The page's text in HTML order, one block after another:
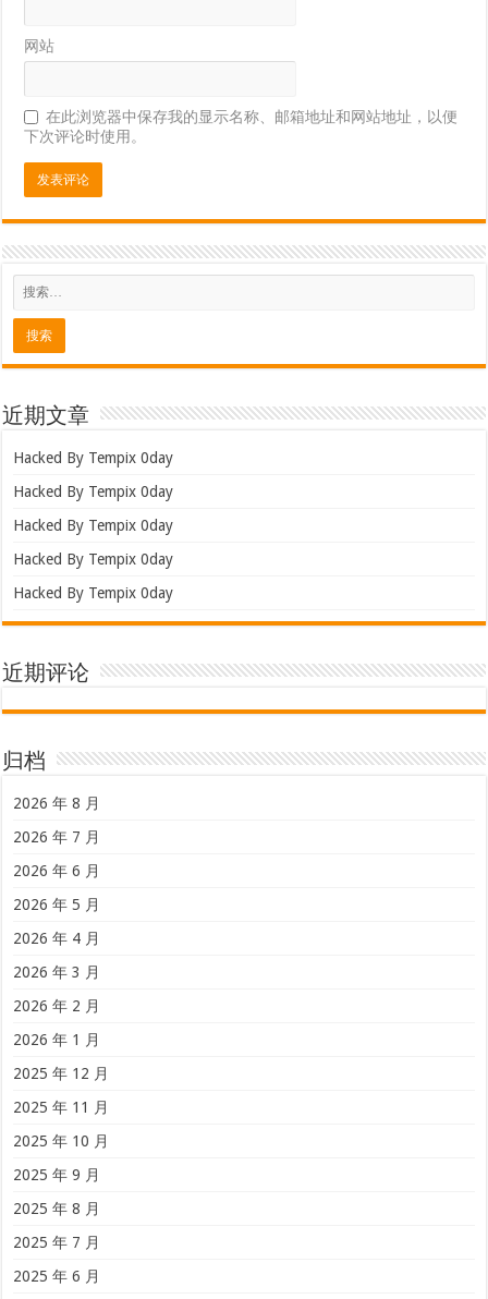
网站
在此浏览器中保存我的显示名称、邮箱地址和网站地址，以便
下次评论时使用。
近期文章
Hacked By Tempix 0day
Hacked By Tempix 0day
Hacked By Tempix 0day
Hacked By Tempix 0day
Hacked By Tempix 0day
近期评论
归档
2026 年 8 月
2026 年 7 月
2026 年 6 月
2026 年 5 月
2026 年 4 月
2026 年 3 月
2026 年 2 月
2026 年 1 月
2025 年 12 月
2025 年 11 月
2025 年 10 月
2025 年 9 月
2025 年 8 月
2025 年 7 月
2025 年 6 月